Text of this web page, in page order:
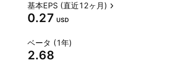
基本EPS (直近12ヶ月)
0.27 USD
ベータ (1年)
2.68